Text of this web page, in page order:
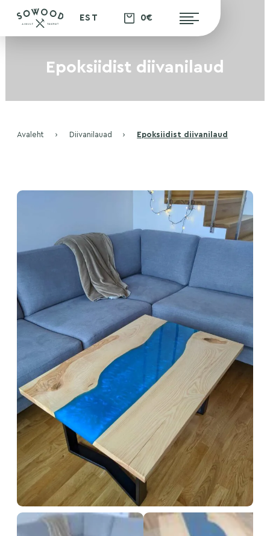
EST 0€
Epoksiidist diivanilaud
Avaleht › Diivanilauad › Epoksiidist diivanilaud